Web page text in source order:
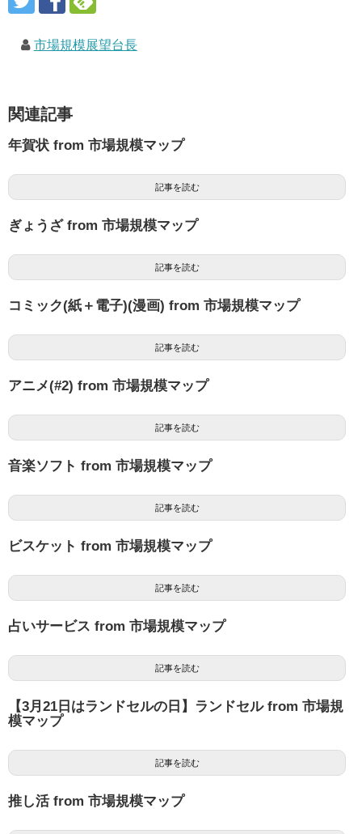
市場規模展望台長
関連記事
年賀状 from 市場規模マップ
記事を読む
ぎょうざ from 市場規模マップ
記事を読む
コミック(紙＋電子)(漫画) from 市場規模マップ
記事を読む
アニメ(#2) from 市場規模マップ
記事を読む
音楽ソフト from 市場規模マップ
記事を読む
ビスケット from 市場規模マップ
記事を読む
占いサービス from 市場規模マップ
記事を読む
【3月21日はランドセルの日】ランドセル from 市場規
模マップ
記事を読む
推し活 from 市場規模マップ